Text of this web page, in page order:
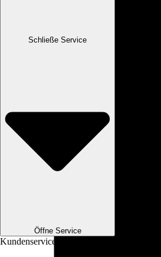
Schließe Service
Öffne Service
Kundenservice